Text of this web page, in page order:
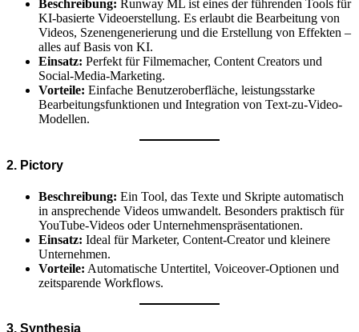
Beschreibung: Runway ML ist eines der führenden Tools für
KI-basierte Videoerstellung. Es erlaubt die Bearbeitung von
Videos, Szenengenerierung und die Erstellung von Effekten –
alles auf Basis von KI.
Einsatz: Perfekt für Filmemacher, Content Creators und
Social-Media-Marketing.
Vorteile: Einfache Benutzeroberfläche, leistungsstarke
Bearbeitungsfunktionen und Integration von Text-zu-Video-
Modellen.
2. Pictory
Beschreibung: Ein Tool, das Texte und Skripte automatisch
in ansprechende Videos umwandelt. Besonders praktisch für
YouTube-Videos oder Unternehmenspräsentationen.
Einsatz: Ideal für Marketer, Content-Creator und kleinere
Unternehmen.
Vorteile: Automatische Untertitel, Voiceover-Optionen und
zeitsparende Workflows.
3. Synthesia